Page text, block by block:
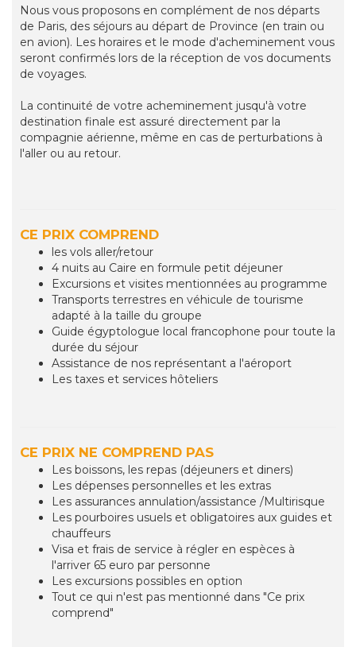
Nous vous proposons en complément de nos départs
de Paris, des séjours au départ de Province (en train ou
en avion). Les horaires et le mode d'acheminement vous
seront confirmés lors de la réception de vos documents
de voyages.
La continuité de votre acheminement jusqu'à votre
destination finale est assuré directement par la
compagnie aérienne, même en cas de perturbations à
l'aller ou au retour.
CE PRIX COMPREND
les vols aller/retour
4 nuits au Caire en formule petit déjeuner
Excursions et visites mentionnées au programme
Transports terrestres en véhicule de tourisme
adapté à la taille du groupe
Guide égyptologue local francophone pour toute la
durée du séjour
Assistance de nos représentant a l'aéroport
Les taxes et services hôteliers
CE PRIX NE COMPREND PAS
Les boissons, les repas (déjeuners et diners)
Les dépenses personnelles et les extras
Les assurances annulation/assistance /Multirisque
Les pourboires usuels et obligatoires aux guides et
chauffeurs
Visa et frais de service à régler en espèces à
l'arriver 65 euro par personne
Les excursions possibles en option
Tout ce qui n'est pas mentionné dans "Ce prix
comprend"